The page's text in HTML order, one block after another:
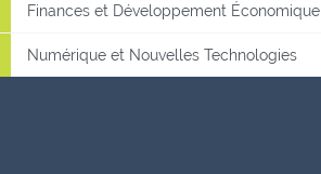
Finances et Développement Économique
Numérique et Nouvelles Technologies